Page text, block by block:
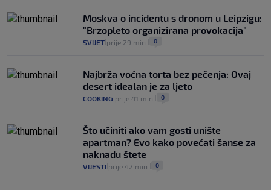
Moskva o incidentu s dronom u Leipzigu:
"Brzopleto organizirana provokacija"
SVIJET prije 29 min. 0
Najbrža voćna torta bez pečenja: Ovaj
desert idealan je za ljeto
COOKING prije 41 min. 0
Što učiniti ako vam gosti unište
apartman? Evo kako povećati šanse za
naknadu štete
VIJESTI prije 42 min. 0